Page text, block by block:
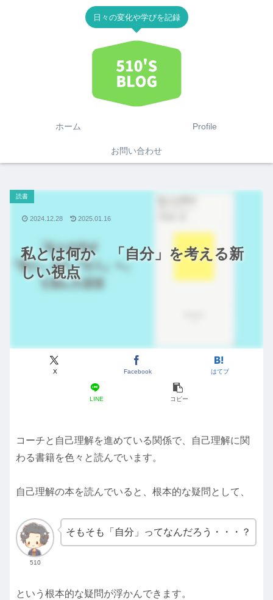
日々の変化や学びを記録
ホーム Profile
お問い合わせ
私とは何か 「自分」を考える新
しい視点
読書
X Facebook はてブ
LINE コピー
2024.12.28 2025.01.16
コーチと自己理解を進めている関係で、自己理解に関
わる書籍を色々と読んでいます。
自己理解の本を読んでいると、根本的な疑問として、
510
そもそも「自分」ってなんだろう・・・？
という根本的な疑問が浮かんできます。